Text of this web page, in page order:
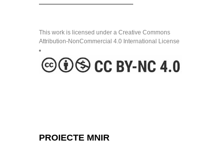
This work is licensed under a Creative Commons
Attribution-NonCommercial 4.0 International License
PROIECTE MNIR